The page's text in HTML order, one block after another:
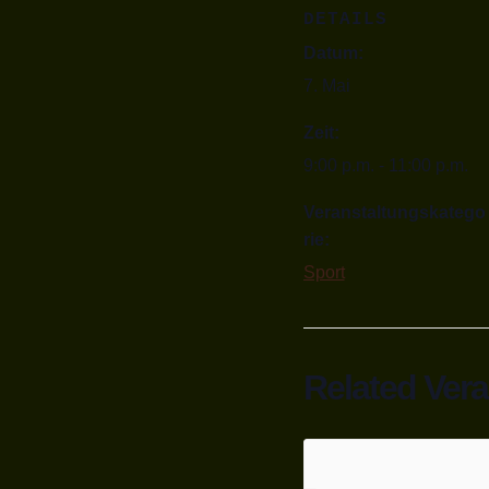
DETAILS
Datum:
7. Mai
Zeit:
9:00 p.m. - 11:00 p.m.
Veranstaltungskatego
rie:
Sport
Related